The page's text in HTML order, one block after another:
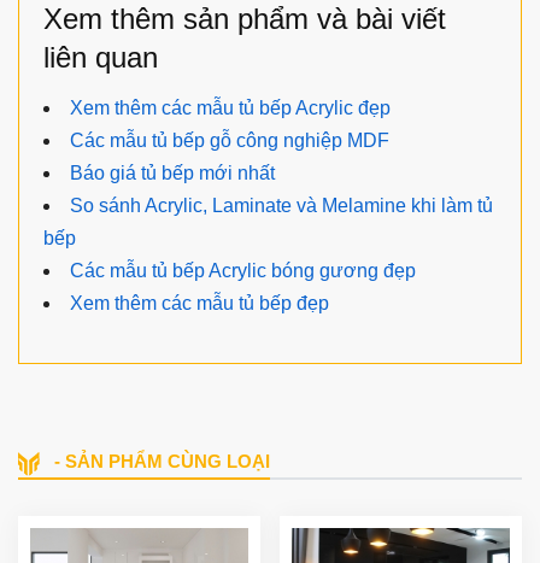
lượng cốt gỗ, độ phẳng của cánh, độ bóng bề mặt,
cách chia khoang công năng và sự đồng bộ với mặt
đá, kính ốp bếp, phụ kiện, thiết bị.
Tư vấn tủ bếp Acrylic màu đen
AC199
Anh chị đang cần một bộ tủ bếp Acrylic màu
tủ lạnh lớn và công năng đầy đủ, mẫuAC199
Liên hệ0867475128 để được tư vấn mã màu
Acrylic, kích thước, phụ kiện và báo giá theo